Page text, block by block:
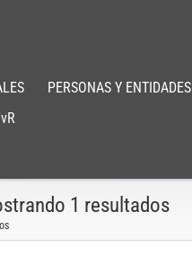
PERSONAS Y ENTIDADES
1 resultados